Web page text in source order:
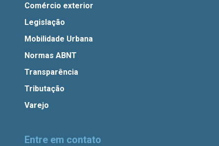
Comércio exterior
Legislação
Mobilidade Urbana
Normas ABNT
Transparência
Tributação
Varejo
Entre em contato